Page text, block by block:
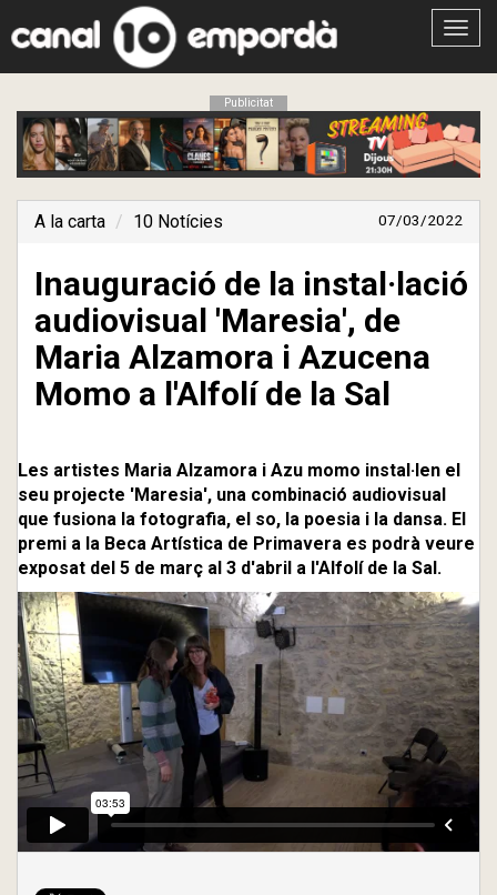
Obrir
Publicitat
A la carta 10 Notícies 07/03/2022
Inauguració de la instal·lació
audiovisual 'Maresia', de
Maria Alzamora i Azucena
Momo a l'Alfolí de la Sal
Les artistes Maria Alzamora i Azu momo instal·len el
seu projecte 'Maresia', una combinació audiovisual
que fusiona la fotografia, el so, la poesia i la dansa. El
premi a la Beca Artística de Primavera es podrà veure
exposat del 5 de març al 3 d'abril a l'Alfolí de la Sal.